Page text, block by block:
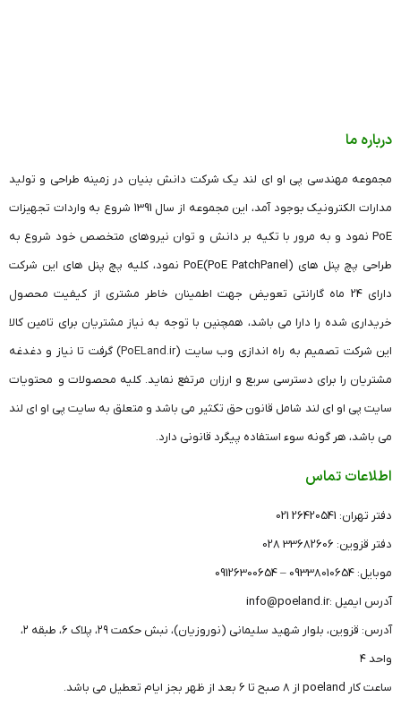
درباره ما
مجموعه مهندسی پی او ای لند یک شرکت دانش بنیان در زمینه طراحی و تولید
مدارات الکترونیک بوجود آمد، این مجموعه از سال 1391 شروع به واردات تجهیزات
PoE نمود و به مرور با تکیه بر دانش و توان نیروهای متخصص خود شروع به
طراحی پچ پنل های (PoE PatchPanel)PoE نمود، کلیه پچ پنل های این شرکت
دارای 24 ماه گارانتی تعویض جهت اطمینان خاطر مشتری از کیفیت محصول
خریداری شده را دارا می باشد، همچنین با توجه به نیاز مشتریان برای تامین کالا
این شرکت تصمیم به راه اندازی وب سایت (PoELand.ir) گرفت تا نیاز و دغدغه
مشتریان را برای دسترسی سریع و ارزان مرتفع نماید. کلیه محصولات و محتویات
سایت پی او ای لند شامل قانون حق تکثیر می باشد و متعلق به سایت پی او ای لند
می باشد، هر گونه سوء استفاده پیگرد قانونی دارد.
اطلاعات تماس
دفتر تهران: 26420541 021
دفتر قزوین: 33682606 028
موبایل: 09338010654 – 09126300654
آدرس ایمیل :info@poeland.ir
آدرس: قزوین، بلوار شهید سلیمانی (نوروزیان)، نبش حکمت ۲۹، پلاک ۶، طبقه ۲،
واحد ۴
ساعت کار poeland از 8 صبح تا 6 بعد از ظهر بجز ایام تعطیل می باشد.